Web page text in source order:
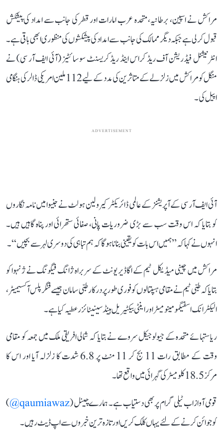
مراکش نے اسپین، برطانیہ، متحدہ عرب امارات اور قطر کی جانب سے امداد کی پیشکش
قبول کر لی ہے جبکہ دیگر ممالک کی جانب سے امداد کی پیشکشوں کی منظوری ابھی باقی ہے۔
انٹرنیشنل فیڈریشن آف ریڈ کراس اینڈ ریڈ کریسنٹ سوسائٹیز (آئی ایف آر سی) نے
منگل کو مراکش میں زلزلے کے متاثرین کی مدد کے لیے 112 ملین امریکی ڈالر کی ہنگامی
اپیل کی۔
ADVERTISEMENT
آئی ایف آر سی کے آپریشنز کے عالمی ڈائریکٹرکیرولین ہولٹ نے جنیوا میں نامہ نگاروں
کو بتایا کہ اس وقت سب سے بڑی ضروریات پانی، صفائی ستھرائی اور پناہ گاہیں ہیں۔
انہوں نے کہا کہ ’’ہمیں اس بات کو یقینی بنانا ہوگا کہ ہم تباہی کی دوسری لہر سے بچیں‘‘۔
مراکش میں چینی میڈیکل ٹیم کے اگاڈیر یونٹ کے سربراہ ژانگ فیگونگ نے ژنہوا کو
بتایا کہ طبی ٹیم نے مقامی ہسپتالوں کو فوری طور پر درکار طبی سامان جیسے فنگر پلس آکسیمیٹر،
الیکٹرانک اسفیگمومینومیٹر اور اینٹی بیکٹیریل ہینڈ سینیٹائزر عطیہ کیا ہے۔
ریاستہائے متحدہ کے جیولوجیکل سروے نے بتایا کہ شمالی افریقی ملک میں جمعہ کو مقامی
وقت کے مطابق رات 11 بج کر 11 منٹ پر 6.8 شدت کا زلزلہ آیا اور اس کا
مرکز 18.5 کلومیٹر کی گہرائی میں واقع تھا۔
قومی آواز اب ٹیلی گرام پر بھی دستیاب ہے۔ ہمارے چینل (qaumiawaz@
)
کو جوائن کرنے کے لئے یہاں کلک کریں اور تازہ ترین خبروں سے اپ ڈیٹ رہیں۔